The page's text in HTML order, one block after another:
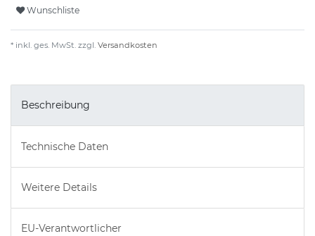
Wunschliste
* inkl. ges. MwSt. zzgl. Versandkosten
Beschreibung
Technische Daten
Weitere Details
EU-Verantwortlicher